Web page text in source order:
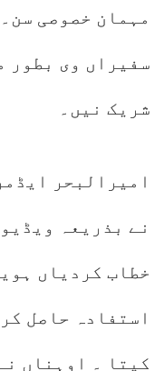
مہمان خصوصی
سفیراں وی بطور
شریک نیں۔
امیرالبحر
نے بذریعہ
خطاب کردیاں
استفادہ حاصل
کیتا ۔ اوہناں